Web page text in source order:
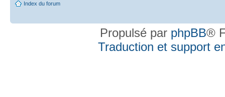
Index du forum
Propulsé par phpBB®
Traduction et support